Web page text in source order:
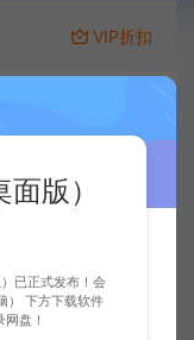
VIP折扣
版）
已正式发布！会
） 下方下载软件
盘！